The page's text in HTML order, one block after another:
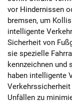
vor Hindernissen
bremsen, um
intelligente
Sicherheit von
sie spezielle
kennzeichnen
haben intelligente
Unfällen zu